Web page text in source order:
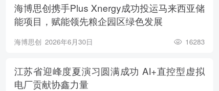
海博思创携手Plus Xnergy成功投运马来西亚储
能项目，赋能领先粮企园区绿色发展
海博思创 2026年6月30日 16283
江苏省迎峰度夏演习圆满成功 AI+直控型虚拟
电厂贡献协鑫力量